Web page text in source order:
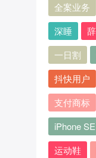
全案业务
深睡
一日割
抖快用户
支付商标
iPhone SE
运动鞋